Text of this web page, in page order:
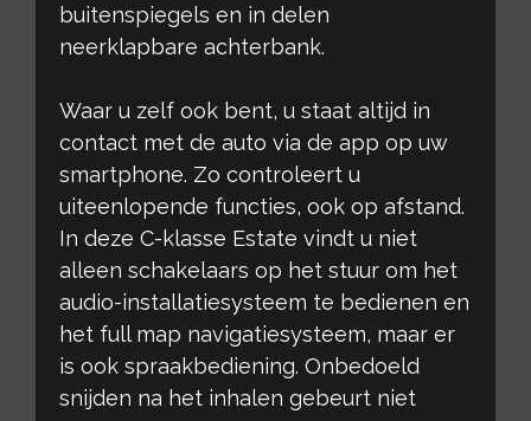
buitenspiegels en in delen
neerklapbare achterbank.
Waar u zelf ook bent, u staat altijd in
contact met de auto via de app op uw
smartphone. Zo controleert u
uiteenlopende functies, ook op afstand.
In deze C-klasse Estate vindt u niet
alleen schakelaars op het stuur om het
audio-installatiesysteem te bedienen en
het full map navigatiesysteem, maar er
is ook spraakbediening. Onbedoeld
snijden na het inhalen gebeurt niet